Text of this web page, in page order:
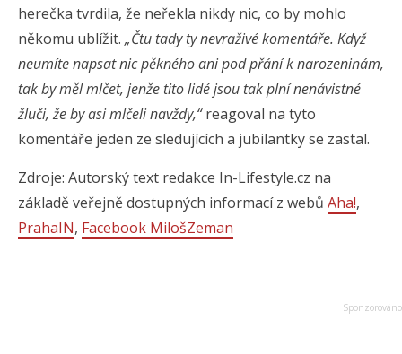
herečka tvrdila, že neřekla nikdy nic, co by mohlo
někomu ublížit. „Čtu tady ty nevraživé komentáře. Když
neumíte napsat nic pěkného ani pod přání k narozeninám,
tak by měl mlčet, jenže tito lidé jsou tak plní nenávistné
žluči, že by asi mlčeli navždy,“reagoval na tyto
komentáře jeden ze sledujících a jubilantky se zastal.
Zdroje: Autorský text redakce In-Lifestyle.cz na
základě veřejně dostupných informací z webů Aha!,
PrahaIN, Facebook MilošZeman